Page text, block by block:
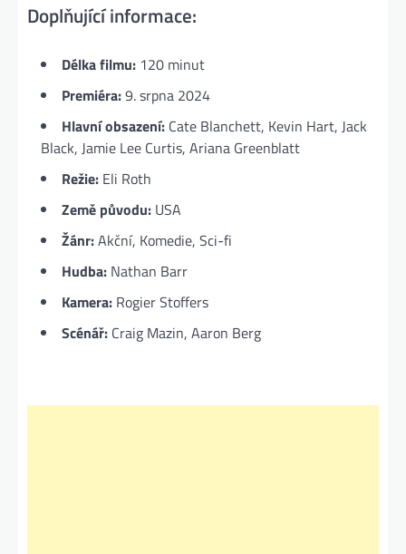
Doplňující informace:
Délka filmu: 120 minut
Premiéra:9. srpna 2024
Hlavní obsazení: Cate Blanchett, Kevin Hart, Jack
Black, Jamie Lee Curtis, Ariana Greenblatt
Režie: Eli Roth
Země původu: USA
Žánr:Akční, Komedie, Sci-fi
Hudba: Nathan Barr
Kamera: Rogier Stoffers
Scénář: Craig Mazin, Aaron Berg